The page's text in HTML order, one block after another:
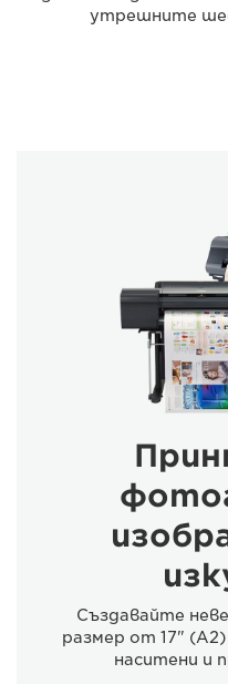
утрешните
Създавайте
размер от 17"
наситени и